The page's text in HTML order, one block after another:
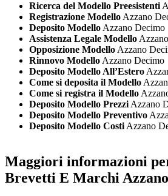
Ricerca del Modello Preesistenti
Registrazione Modello Azzano
Deposito Modello Azzano Decimo
Assistenza Legale Modello
Opposizione Modello Azzano
Rinnovo Modello Azzano Decimo
Deposito Modello All’Estero
Come si deposita il Modello
Come si registra il Modello
Deposito Modello Prezzi Azzano
Deposito Modello Preventivo
Deposito Modello Costi Azzano
Maggiori informazioni
Brevetti E Marchi